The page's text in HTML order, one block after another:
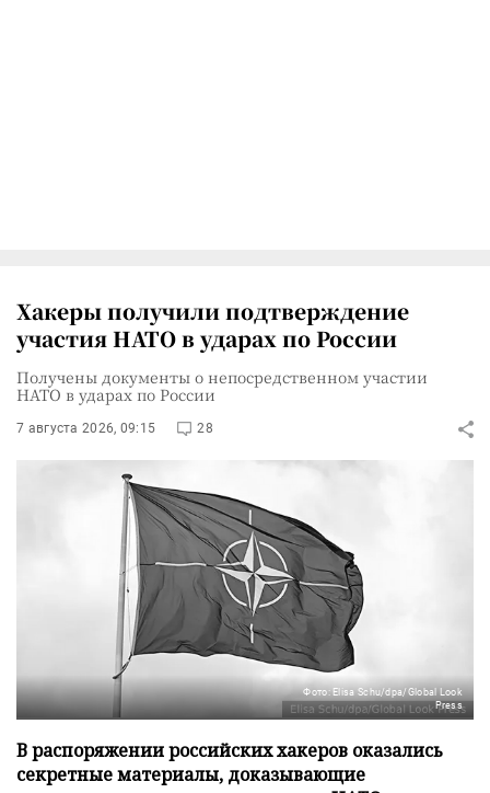
Хакеры получили подтверждение
участия НАТО в ударах по России
Получены документы о непосредственном участии
НАТО в ударах по России
7 августа 2026, 09:15 28
Фото: Elisa Schu/dpa/Global Look
Press
В распоряжении российских хакеров оказались
секретные материалы, доказывающие